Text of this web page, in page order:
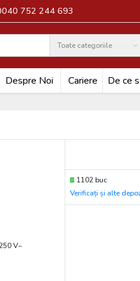
752 244 693
Toate categoriile
Search
Despre Noi Cariere De ce
V~
1102 buc
Verificați și alte